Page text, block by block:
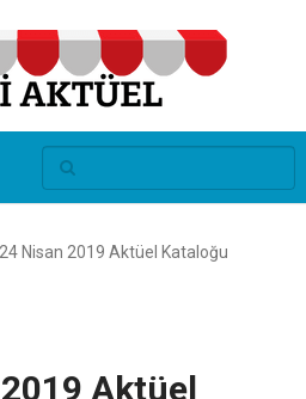
Nisan 2019 Aktüel Kataloğu
Aktüel